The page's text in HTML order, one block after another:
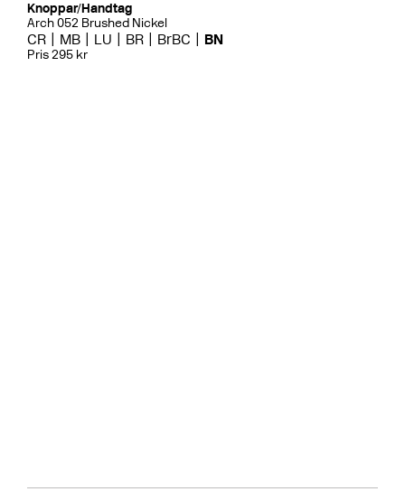
Knoppar/Handtag
Arch 052 Brushed Nickel
CR MB LU BR BrBC BN
Pris 295 kr